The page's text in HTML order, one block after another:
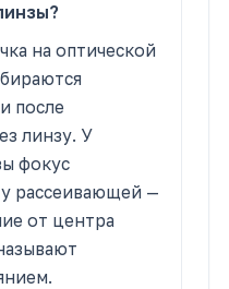
на оптической
после
линзу. У
фокус
рассеивающей —
от центра